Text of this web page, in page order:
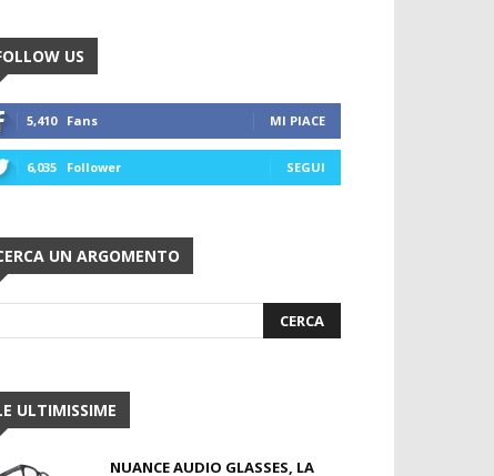
US
5,410 Fans MI PIACE
6,035 Follower SEGUI
UN ARGOMENTO
ULTIMISSIME
NUANCE AUDIO GLASSES, LA